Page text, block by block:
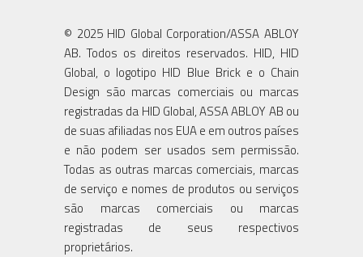
© 2025 HID Global Corporation/ASSA ABLOY
AB. Todos os direitos reservados. HID, HID
Global, o logotipo HID Blue Brick e o Chain
Design são marcas comerciais ou marcas
registradas da HID Global, ASSA ABLOY AB ou
de suas afiliadas nos EUA e em outros países
e não podem ser usados sem permissão.
Todas as outras marcas comerciais, marcas
de serviço e nomes de produtos ou serviços
são marcas comerciais ou marcas
registradas de seus respectivos
proprietários.